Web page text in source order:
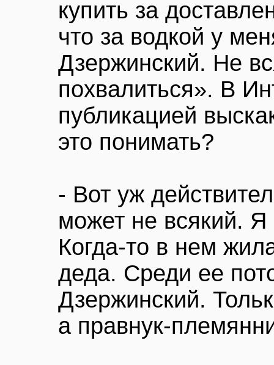
купить за
что за водкой у
Дзержинский. Не
похвалиться». В
публикацией
это понимать?
- Вот уж
может не всякий.
Когда-то в нем
деда. Среди ее
Дзержинский.
а правнук-